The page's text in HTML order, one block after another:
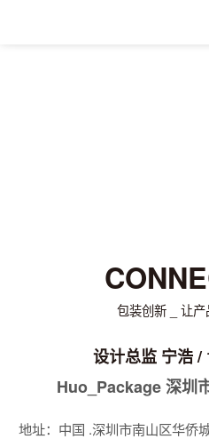
包装创新 _ 让
设计总监 宁浩 /
Huo_Package 深圳
地址：中国 .深圳市南山区华侨